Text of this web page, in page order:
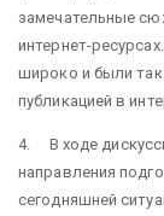
замечательные
интернет-
широко и были
публикацией в
4. В ходе
направления
сегодняшней